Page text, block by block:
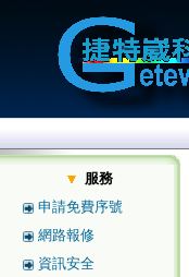
服務
申請免費序號
網路報修
資訊安全